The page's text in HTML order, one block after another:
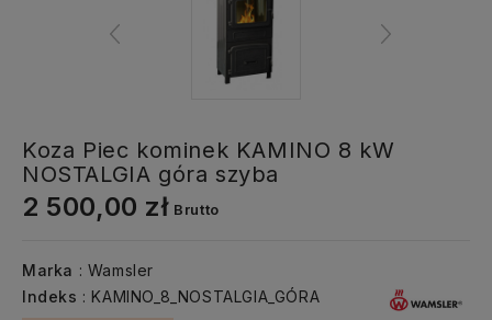
Koza Piec kominek KAMINO 8 kW
NOSTALGIA góra szyba
2 500,00 zł Brutto
Marka : Wamsler
Indeks : KAMINO_8_NOSTALGIA_GÓRA